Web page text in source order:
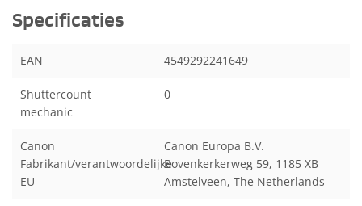
Specificaties
EAN 4549292241649
Shuttercount
mechanic
0
Canon
Fabrikant/verantwoordelijke
EU
Canon Europa B.V.
Bovenkerkerweg 59, 1185 XB
Amstelveen, The Netherlands